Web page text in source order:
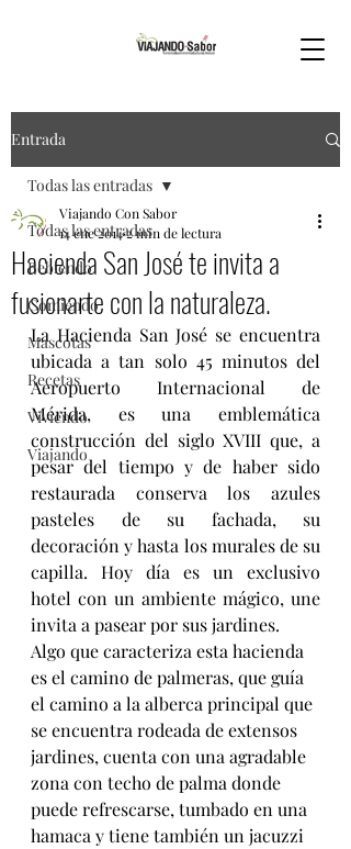
Entrada
Todas las entradas
Bebiendo
Comiendo
Mascotas
Recetas
Viviendo
Viajando
Todas las entradas
Hacienda San José te invita a
fusionarte con la naturaleza.
Viajando Con Sabor
14 ene 20142 min de lectura
La Hacienda San José se encuentra
ubicada a tan solo 45 minutos del
Aeropuerto Internacional de
Mérida, es una emblemática
construcción del siglo XVIII que, a
pesar del tiempo y de haber sido
restaurada conserva los azules
pasteles de su fachada, su
decoración y hasta los murales de su
capilla. Hoy día es un exclusivo
hotel con un ambiente mágico, une
invita a pasear por sus jardines.
Algo que caracteriza esta hacienda
es el camino de palmeras, que guía
el camino a la alberca principal que
se encuentra rodeada de extensos
jardines, cuenta con una agradable
zona con techo de palma donde
puede refrescarse, tumbado en una
hamaca y tiene también un jacuzzi